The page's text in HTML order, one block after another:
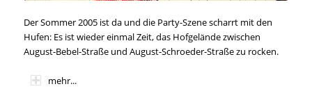
Der Sommer 2005 ist da und die Party-Szene scharrt mit den
Hufen: Es ist wieder einmal Zeit, das Hofgelände zwischen
August-Bebel-Straße und August-Schroeder-Straße zu rocken.
mehr...